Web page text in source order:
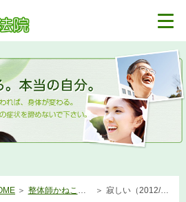
整体師かねこの日記 寂しい（2012/09/04）【整体 名古屋 腰痛 偏頭痛 肩こり ぎっくり腰 ヘルニア 五十肩】